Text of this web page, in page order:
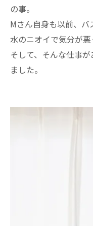
の事。
Mさん自身も以前、
水のニオイで気分が悪
そして、そんな仕事
ました。